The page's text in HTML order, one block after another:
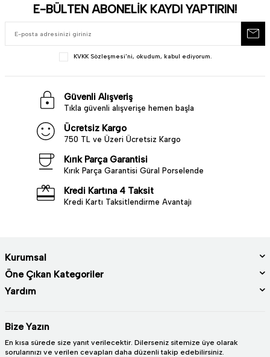
E-BÜLTEN ABONELİK KAYDI YAPTIRIN!
KVKK Sözleşmesi'ni, okudum, kabul ediyorum.
Güvenli Alışveriş
Tıkla güvenli alışverişe hemen başla
Ücretsiz Kargo
750 TL ve Üzeri Ücretsiz Kargo
Kırık Parça Garantisi
Kırık Parça Garantisi Güral Porselende
Kredi Kartına 4 Taksit
Kredi Kartı Taksitlendirme Avantajı
Kurumsal
Öne Çıkan Kategoriler
Yardım
Bize Yazın
En kısa sürede size yanıt verilecektir. Dilerseniz sitemize üye olarak
sorularınızı ve verilen cevapları daha düzenli takip edebilirsiniz.